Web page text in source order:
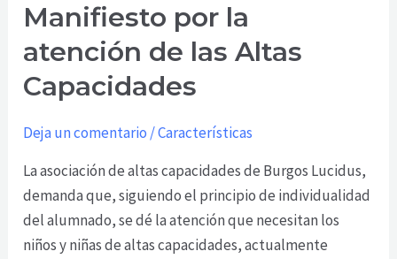
Manifiesto por la
atención de las Altas
Capacidades
Deja un comentario /Características
La asociación de altas capacidades de Burgos Lucidus,
demanda que, siguiendo el principio de individualidad
del alumnado, se dé la atención que necesitan los
niños y niñas de altas capacidades, actualmente
la
atención
de
las
Capacidades